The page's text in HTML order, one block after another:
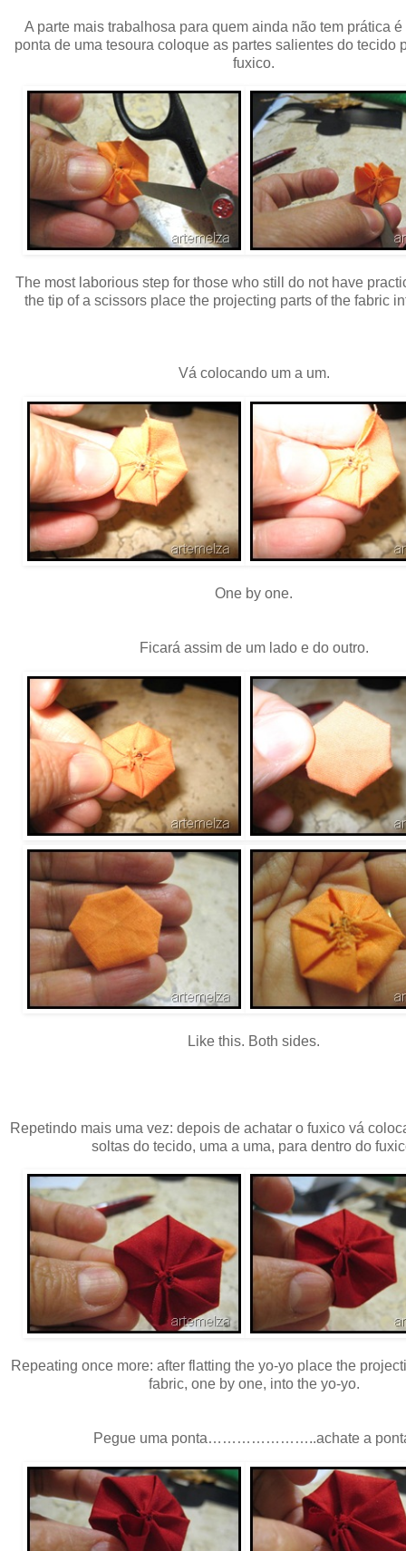
A parte mais trabalhosa para quem ainda não tem prática
ponta de uma tesoura coloque as partes salientes do tecido
fuxico.
The most laborious step for those who still do not have
the tip of a scissors place the projecting parts of the fabric
Vá colocando um a um.
One by one.
Ficará assim de um lado e do outro.
Like this. Both sides.
Repetindo mais uma vez: depois de achatar o fuxico vá
soltas do tecido, uma a uma, para dentro do
Repeating once more: after flatting the yo-yo place the
fabric, one by one, into the yo-yo.
Pegue uma ponta…………………..achate a